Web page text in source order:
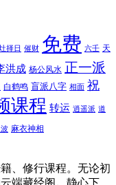
择日 催财 免费 六壬 天
洪成 杨公风水 正一派
白鹤鸣 盲派八字 相面 祝
课程 转运 逍遥派 道
麻衣神相
、修行课程。无论初
端藏经阁。静心下